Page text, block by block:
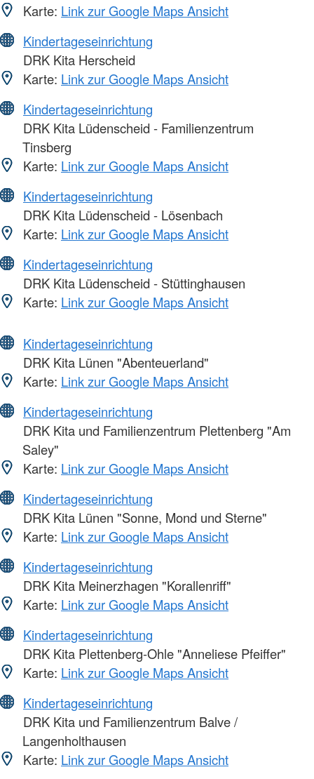
Karte: Link zur Google Maps Ansicht
Kindertageseinrichtung
DRK Kita Herscheid
Karte: Link zur Google Maps Ansicht
Kindertageseinrichtung
DRK Kita Lüdenscheid - Familienzentrum
Tinsberg
Karte: Link zur Google Maps Ansicht
Kindertageseinrichtung
DRK Kita Lüdenscheid - Lösenbach
Karte: Link zur Google Maps Ansicht
Kindertageseinrichtung
DRK Kita Lüdenscheid - Stüttinghausen
Karte: Link zur Google Maps Ansicht
Kindertageseinrichtung
DRK Kita Lünen "Abenteuerland"
Karte: Link zur Google Maps Ansicht
Kindertageseinrichtung
DRK Kita und Familienzentrum Plettenberg "Am
Saley"
Karte: Link zur Google Maps Ansicht
Kindertageseinrichtung
DRK Kita Lünen "Sonne, Mond und Sterne"
Karte: Link zur Google Maps Ansicht
Kindertageseinrichtung
DRK Kita Meinerzhagen "Korallenriff"
Karte: Link zur Google Maps Ansicht
Kindertageseinrichtung
DRK Kita Plettenberg-Ohle "Anneliese Pfeiffer"
Karte: Link zur Google Maps Ansicht
Kindertageseinrichtung
DRK Kita und Familienzentrum Balve /
Langenholthausen
Karte: Link zur Google Maps Ansicht